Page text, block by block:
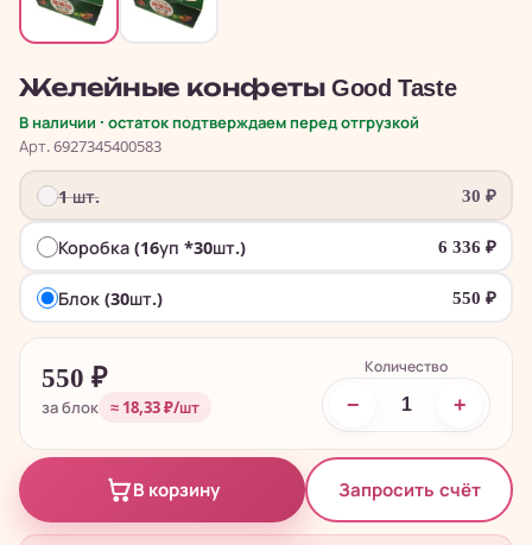
Желейные конфеты Good Taste
В наличии · остаток подтверждаем перед отгрузкой
Арт. 6927345400583
1 шт. 30 ₽
Коробка (16уп *30шт.) 6 336 ₽
Блок (30шт.) 550 ₽
550 ₽
за блок ≈ 18,33 ₽/шт
Количество
− +
В корзину Запросить счёт